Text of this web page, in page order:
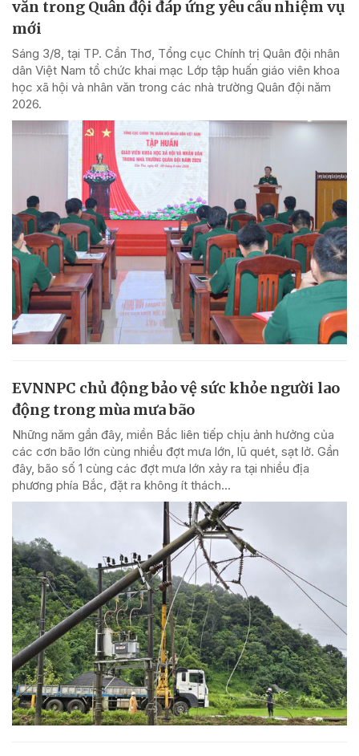
văn trong Quân đội đáp ứng yêu cầu nhiệm vụ
mới
Sáng 3/8, tại TP. Cần Thơ, Tổng cục Chính trị Quân đội nhân
dân Việt Nam tổ chức khai mạc Lớp tập huấn giáo viên khoa
học xã hội và nhân văn trong các nhà trường Quân đội năm
2026.
EVNNPC chủ động bảo vệ sức khỏe người lao
động trong mùa mưa bão
Những năm gần đây, miền Bắc liên tiếp chịu ảnh hưởng của
các cơn bão lớn cùng nhiều đợt mưa lớn, lũ quét, sạt lở. Gần
đây, bão số 1 cùng các đợt mưa lớn xảy ra tại nhiều địa
phương phía Bắc, đặt ra không ít thách...